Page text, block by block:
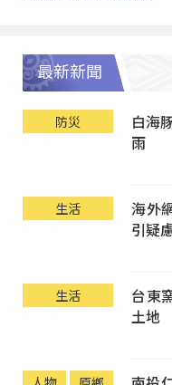
最新新聞
防災
白海
雨
生活
海外
引疑
生活
台東
土地